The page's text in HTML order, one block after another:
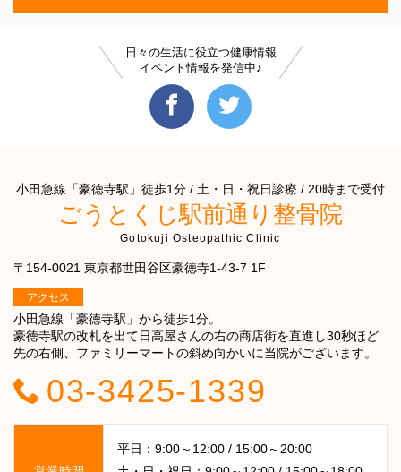
日々の生活に役立つ健康情報
イベント情報を発信中♪
小田急線「豪徳寺駅」徒歩1分 / 土・日・祝日診療 / 20時まで受付
ごうとくじ駅前通り整骨院
Gotokuji Osteopathic Clinic
〒154-0021 東京都世田谷区豪徳寺1-43-7 1F
アクセス
小田急線「豪徳寺駅」から徒歩1分。
豪徳寺駅の改札を出て日高屋さんの右の商店街を直進し30秒ほど
先の右側、ファミリーマートの斜め向かいに当院がございます。
03-3425-1339
平日：9:00～12:00 / 15:00～20:00